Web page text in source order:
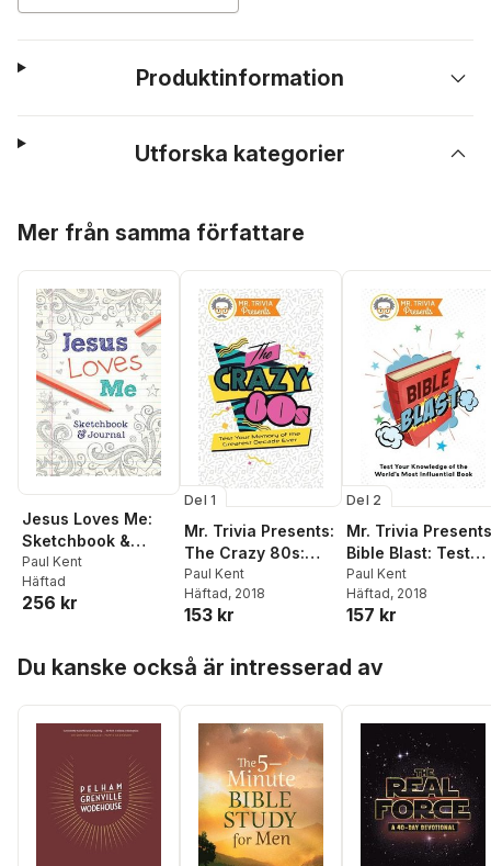
Produktinformation
Utforska kategorier
Mer från samma författare
Jesus Loves Me:
Sketchbook &
Journal
Paul Kent
Häftad
256 kr
Del 1
Mr. Trivia Presents:
The Crazy 80s:
Test Your Memory
of the Greatest
Decade Ever
Paul Kent
Häftad, 2018
153 kr
Del 2
Mr. Trivia
Bible Blast: Test
Your Knowledge
the World's Most
Influential Book
Paul Kent
Häftad, 2018
157 kr
Du kanske också är intresserad av